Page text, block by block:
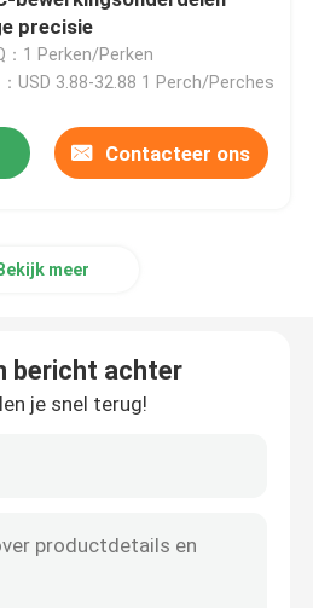
precisie
：1 Perken/Perken
USD 3.88-32.88 1 Perch/Perches
Contacteer ons
Bekijk meer
bericht achter
je snel terug!